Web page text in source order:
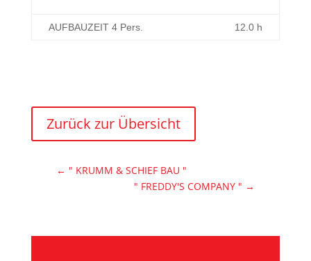
AUFBAUZEIT 4 Pers. 12.0 h
Zurück zur Übersicht
← " KRUMM & SCHIEF BAU "
" FREDDY'S COMPANY " →